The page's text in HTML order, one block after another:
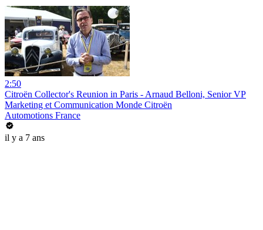
2:50
Citroën Collector's Reunion in Paris - Arnaud Belloni, Senior VP
Marketing et Communication Monde Citroën
Automotions France
il y a 7 ans